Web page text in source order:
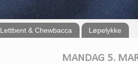
Lettbent & Chewbacca Løpelykke
MANDAG 5.